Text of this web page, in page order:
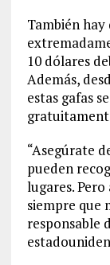
También hay
10 dólares
Además,
estas gafas
“Asegúrate
pueden
lugares.
siempre que
responsable